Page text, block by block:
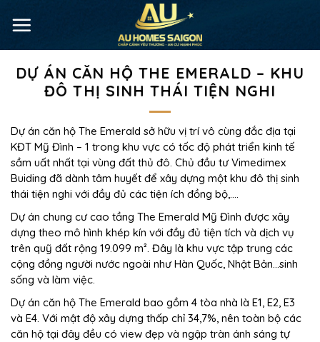
DỰ ÁN CĂN HỘ THE EMERALD – KHU
ĐÔ THỊ SINH THÁI TIỆN NGHI
Dự án căn hộ The Emerald sở hữu vị trí vô cùng đắc địa tại
KĐT Mỹ Đình – 1 trong khu vực có tốc độ phát triển kinh tế
sầm uất nhất tại vùng đất thủ đô. Chủ đầu tư Vimedimex
Buiding đã dành tâm huyết để xây dựng một khu đô thị sinh
thái tiện nghi với đầy đủ các tiện ích đồng bộ,….
Dự án chung cư cao tầng The Emerald Mỹ Đình được xây
dựng theo mô hình khép kín với đầy đủ tiện tích và dịch vụ
trên quỹ đất rộng 19.099 m². Đây là khu vực tập trung các
cộng đồng người nước ngoài như Hàn Quốc, Nhật Bản…sinh
sống và làm việc.
Dự án căn hộ The Emerald bao gồm 4 tòa nhà là E1, E2, E3
và E4. Với mật độ xây dựng thấp chỉ 34,7%, nên toàn bộ các
căn hộ tại đây đều có view đẹp và ngập tràn ánh sáng tự